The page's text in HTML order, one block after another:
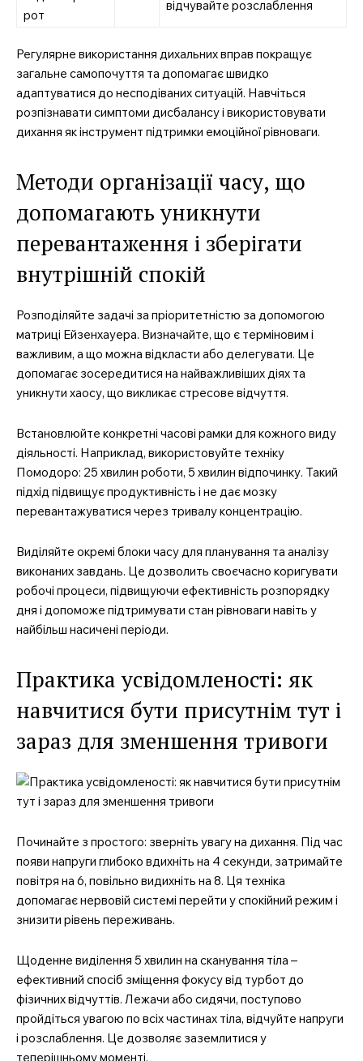
рот
відчувайте розслаблення
Регулярне використання дихальних вправ покращує
загальне самопочуття та допомагає швидко
адаптуватися до несподіваних ситуацій. Навчіться
розпізнавати симптоми дисбалансу і використовувати
дихання як інструмент підтримки емоційної рівноваги.
Методи організації часу, що
допомагають уникнути
перевантаження і зберігати
внутрішній спокій
Розподіляйте задачі за пріоритетністю за допомогою
матриці Ейзенхауера. Визначайте, що є терміновим і
важливим, а що можна відкласти або делегувати. Це
допомагає зосередитися на найважливіших діях та
уникнути хаосу, що викликає стресове відчуття.
Встановлюйте конкретні часові рамки для кожного виду
діяльності. Наприклад, використовуйте техніку
Помодоро: 25 хвилин роботи, 5 хвилин відпочинку. Такий
підхід підвищує продуктивність і не дає мозку
перевантажуватися через тривалу концентрацію.
Виділяйте окремі блоки часу для планування та аналізу
виконаних завдань. Це дозволить своєчасно коригувати
робочі процеси, підвищуючи ефективність розпорядку
дня і допоможе підтримувати стан рівноваги навіть у
найбільш насичені періоди.
Практика усвідомленості: як
навчитися бути присутнім тут і
зараз для зменшення тривоги
Починайте з простого: зверніть увагу на дихання. Під час
появи напруги глибоко вдихніть на 4 секунди, затримайте
повітря на 6, повільно видихніть на 8. Ця техніка
допомагає нервовій системі перейти у спокійний режим і
знизити рівень переживань.
Щоденне виділення 5 хвилин на сканування тіла –
ефективний спосіб зміщення фокусу від турбот до
фізичних відчуттів. Лежачи або сидячи, поступово
пройдіться увагою по всіх частинах тіла, відчуйте напруги
і розслаблення. Це дозволяє заземлитися у
теперішньому моменті.